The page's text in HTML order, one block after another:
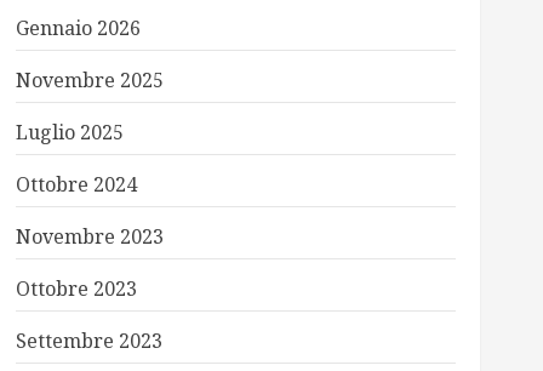
Gennaio 2026
Novembre 2025
Luglio 2025
Ottobre 2024
Novembre 2023
Ottobre 2023
Settembre 2023